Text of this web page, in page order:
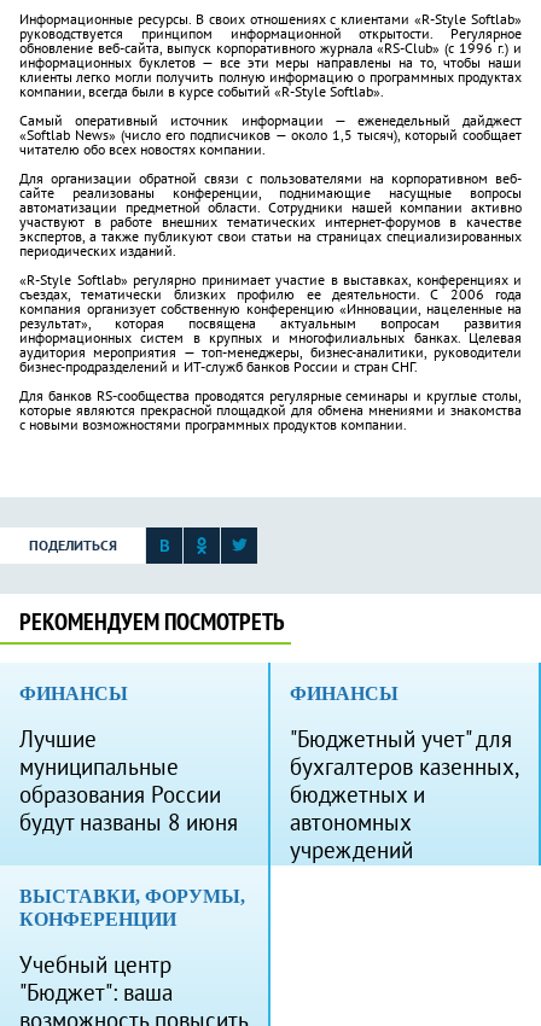
Информационные ресурсы. В своих отношениях с клиентами «R-Style Softlab»
руководствуется принципом информационной открытости. Регулярное
обновление веб-сайта, выпуск корпоративного журнала «RS-Club» (с 1996 г.) и
информационных буклетов — все эти меры направлены на то, чтобы наши
клиенты легко могли получить полную информацию о программных продуктах
компании, всегда были в курсе событий «R-Style Softlab».
Самый оперативный источник информации — еженедельный дайджест
«Softlab News» (число его подписчиков — около 1,5 тысяч), который сообщает
читателю обо всех новостях компании.
Для организации обратной связи с пользователями на корпоративном веб-
сайте реализованы конференции, поднимающие насущные вопросы
автоматизации предметной области. Сотрудники нашей компании активно
участвуют в работе внешних тематических интернет-форумов в качестве
экспертов, а также публикуют свои статьи на страницах специализированных
периодических изданий.
«R-Style Softlab» регулярно принимает участие в выставках, конференциях и
съездах, тематически близких профилю ее деятельности. С 2006 года
компания организует собственную конференцию «Инновации, нацеленные на
результат», которая посвящена актуальным вопросам развития
информационных систем в крупных и многофилиальных банках. Целевая
аудитория мероприятия — топ-менеджеры, бизнес-аналитики, руководители
бизнес-продразделений и ИТ-служб банков России и стран СНГ.
Для банков RS-сообщества проводятся регулярные семинары и круглые столы,
которые являются прекрасной площадкой для обмена мнениями и знакомства
с новыми возможностями программных продуктов компании.
ПОДЕЛИТЬСЯ
РЕКОМЕНДУЕМ ПОСМОТРЕТЬ
ФИНАНСЫ
Лучшие
муниципальные
образования России
будут названы 8 июня
ФИНАНСЫ
"Бюджетный учет" для
бухгалтеров казенных,
бюджетных и
автономных
учреждений
ВЫСТАВКИ, ФОРУМЫ,
КОНФЕРЕНЦИИ
Учебный центр
"Бюджет": ваша
возможность повысить